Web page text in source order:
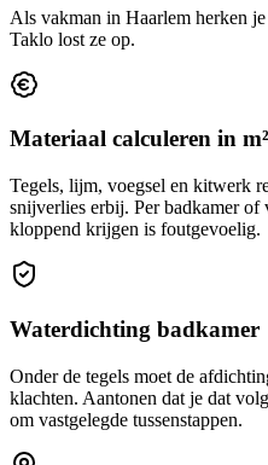
Als vakman in Haarlem herken
Taklo lost ze op.
Materiaal calculeren in m²
Tegels, lijm, voegsel en kitwerk
snijverlies erbij. Per badkamer
kloppend krijgen is foutgevoelig.
Waterdichting badkamer
Onder de tegels moet de
klachten. Aantonen dat je dat
om vastgelegde tussenstappen.